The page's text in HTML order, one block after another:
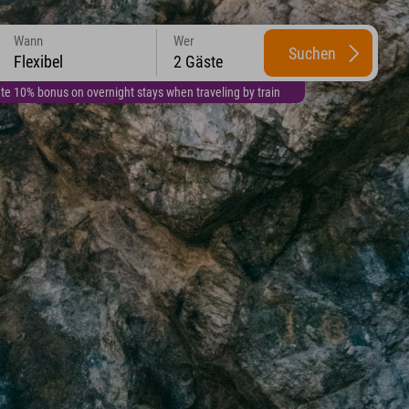
10% bonus on overnight stays when traveling by train
Wann
Flexibel
Wer
2 Gäste Suchen